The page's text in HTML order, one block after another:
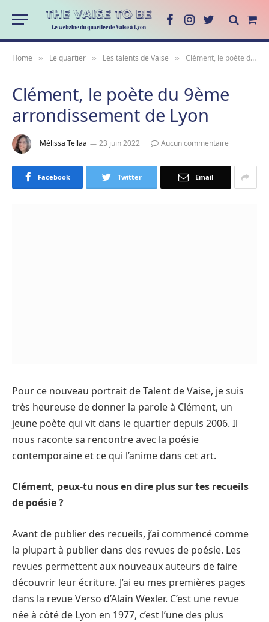
FacebookInstagram
Twitter
Cart
Home » Le quartier » Les talents de Vaise » Clément, le poète du 9ème arrondissement de Lyon
Clément, le poète du 9ème
arrondissement de Lyon
Mélissa Tellaa 23 juin 2022 Aucun commentaire
Facebook Twitter Email
Pour ce nouveau portrait de Talent de Vaise, je suis
très heureuse de donner la parole à Clément, un
jeune poète qui vit dans le quartier depuis 2006. Il
nous raconte sa rencontre avec la poésie
contemporaine et ce qui l’anime dans cet art.
Clément, peux-tu nous en dire plus sur tes recueils
de poésie ?
Avant de publier des recueils, j’ai commencé comme
la plupart à publier dans des revues de poésie. Les
revues permettent aux nouveaux auteurs de faire
découvrir leur écriture. J’ai eu mes premières pages
dans la revue Verso d’Alain Wexler. C’est une revue
née à côté de Lyon en 1977, c’est l’une des plus